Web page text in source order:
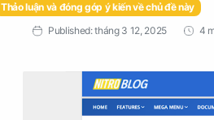
Thảo luận và đóng góp ý kiến về chủ đề này
4